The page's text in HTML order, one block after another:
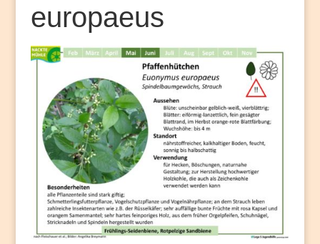
europaeus